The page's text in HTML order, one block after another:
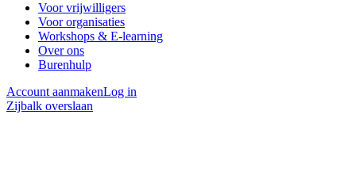
Voor vrijwilligers
Voor organisaties
Workshops & E-learning
Over ons
Burenhulp
Account aanmakenLog in
Zijbalk overslaan